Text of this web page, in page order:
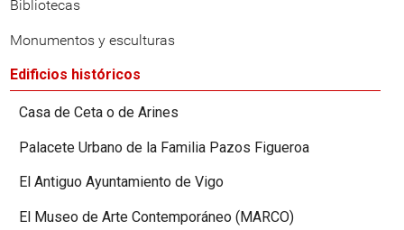
Bibliotecas
Monumentos y esculturas
Edificios históricos
Casa de Ceta o de Arines
Palacete Urbano de la Familia Pazos Figueroa
El Antiguo Ayuntamiento de Vigo
El Museo de Arte Contemporáneo (MARCO)